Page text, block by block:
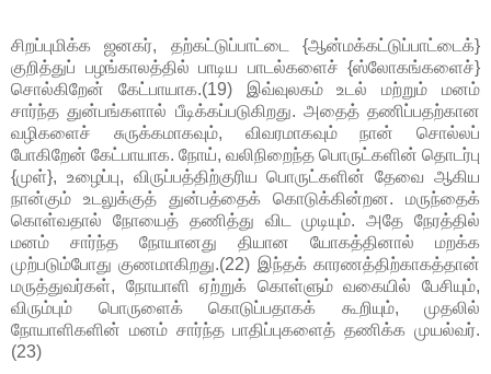
சிறப்புமிக்க ஜனகர், தற்கட்டுப்பாட்டை {ஆன்மக்கட்டுப்பாட்டைக்}
குறித்துப் பழங்காலத்தில் பாடிய பாடல்களைச் {ஸ்லோகங்களைச்}
சொல்கிறேன் கேட்பாயாக.(19) இவ்வுலகம் உடல் மற்றும் மனம்
சார்ந்த துன்பங்களால் பீடிக்கப்படுகிறது. அதைத் தணிப்பதற்கான
வழிகளைச் சுருக்கமாகவும், விவரமாகவும் நான் சொல்லப்
போகிறேன் கேட்பாயாக. நோய், வலிநிறைந்த பொருட்களின் தொடர்பு
{முள்}, உழைப்பு, விருப்பத்திற்குரிய பொருட்களின் தேவை ஆகிய
நான்கும் உடலுக்குத் துன்பத்தைக் கொடுக்கின்றன. மருந்தைக்
கொள்வதால் நோயைத் தணித்து விட முடியும். அதே நேரத்தில்
மனம் சார்ந்த நோயானது தியான யோகத்தினால் மறக்க
முற்படும்போது குணமாகிறது.(22) இந்தக் காரணத்திற்காகத்தான்
மருத்துவர்கள், நோயாளி ஏற்றுக் கொள்ளும் வகையில் பேசியும்,
விரும்பும் பொருளைக் கொடுப்பதாகக் கூறியும், முதலில்
நோயாளிகளின் மனம் சார்ந்த பாதிப்புகளைத் தணிக்க முயல்வர்.
(23)